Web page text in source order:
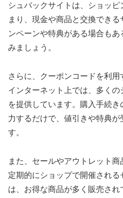
シュバックサイトは、ショッ
まり、現金や商品と交換でき
ンペーンや特典がある場合も
みましょう。
さらに、クーポンコードを利用
インターネット上では、多く
を提供しています。購入手続
力するだけで、値引きや特典が
す。
また、セールやアウトレット商
定期的にショップで開催され
は、お得な商品が多く販売さ